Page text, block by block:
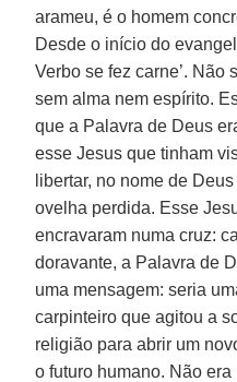
arameu, é o homem
Desde o início do
Verbo se fez carne’. Não
sem alma nem espírito.
que a Palavra de Deus
esse Jesus que tinham
libertar, no nome de
ovelha perdida. Esse
encravaram numa cruz:
doravante, a Palavra de
uma mensagem: seria
carpinteiro que agitou a
religião para abrir um
o futuro humano. Não